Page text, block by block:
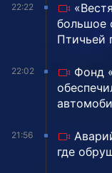
22:22
большое
Птичьей
22:02
Фонд
21:56
где